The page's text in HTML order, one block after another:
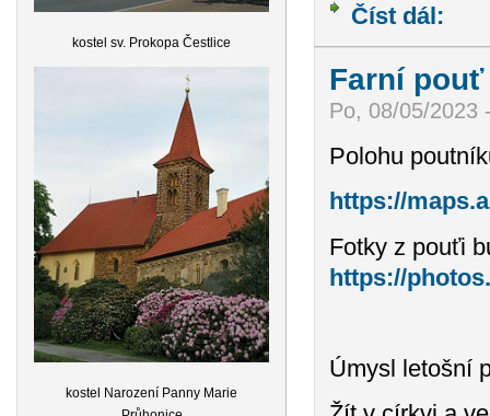
kostel sv. Prokopa Čestlice
kostel Narození Panny Marie
Číst dál:
Farní pouť
Po, 08/05/2023
Polohu
https://
Fotky z pouťi
https://
Úmysl letošní